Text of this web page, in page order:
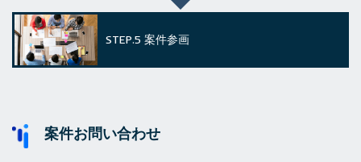
STEP.5 案件参画
案件お問い合わせ